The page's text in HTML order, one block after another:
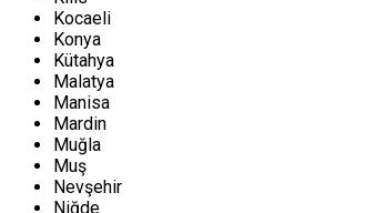
Kocaeli
Konya
Kütahya
Malatya
Manisa
Mardin
Muğla
Muş
Nevşehir
Niğde